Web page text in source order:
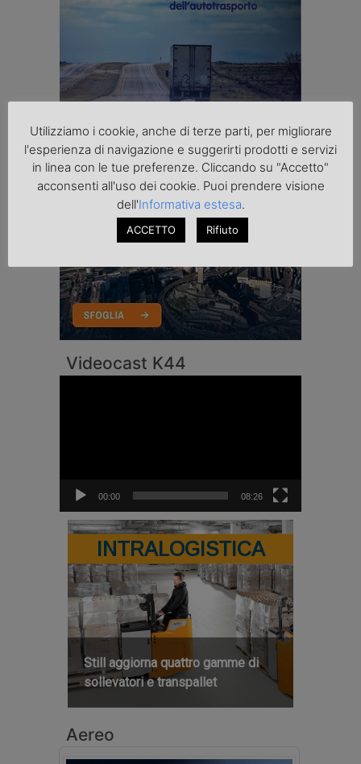
Videocast K44
00:00 08:26
INTRALOGISTICA
Still aggiorna quattro gamme di
sollevatori e transpallet
Aereo
Utilizziamo i cookie, anche di terze parti, per migliorare
l'esperienza di navigazione e suggerirti prodotti e servizi
in linea con le tue preferenze. Cliccando su "Accetto"
acconsenti all'uso dei cookie. Puoi prendere visione
dell'Informativa estesa.
ACCETTO Rifiuto